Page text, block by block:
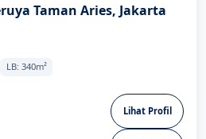
Taman Aries, Jakarta
LB: 340m²
Lihat Profil